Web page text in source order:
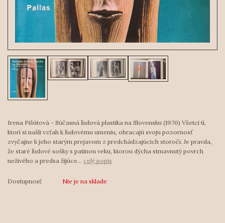
Irena Pišútová - Súčasná ľudová plastika na Slovensku (1976) Všetci tí,
ktorí si našli vzťah k ľudovému umeniu, obracajú svoju pozornosť
zvyčajne k jeho starým prejavom z predchádzajúcich storočí. Je pravda,
že staré ľudové sošky s patinou veku, ktorou dýcha stmavnutý povrch
neživého a predsa žijúce... celý popis
Dostupnosť Nie je na sklade